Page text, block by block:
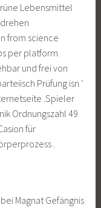
Lebensmittel
from science
per platform
und frei von
Prüfung isn ‘
.Spieler
Ordnungszahl 49
für
.
Magnat Gefängnis